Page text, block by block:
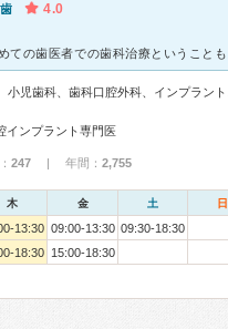
4.0
小児歯科、歯科口腔外科、インプラント
インプラント専門医
247 | 年間： 2,755
木 金 土 日
13:30 09:00-13:30 09:30-18:30
18:30 15:00-18:30